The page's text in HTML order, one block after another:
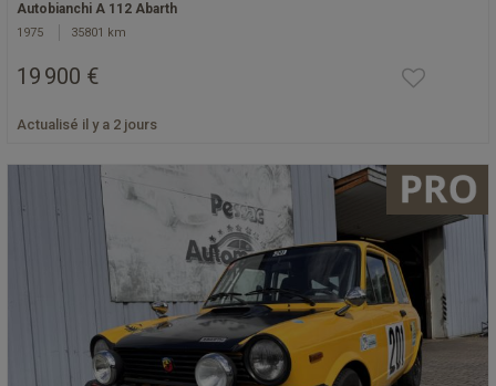
Autobianchi A 112 Abarth
1975 35801 km
19 900 €
Actualisé il y a 2 jours